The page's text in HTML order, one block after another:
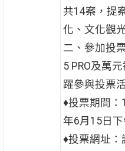
共14案，提
化、文化觀
二、參加投
5 PRO及萬
躍參與投票
♦投票期間
年6月15日下
♦投票網址：